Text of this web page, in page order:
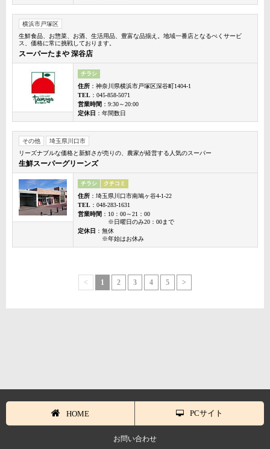
横浜市戸塚区
生鮮食品、お惣菜、お酒、生活用品、豊富な品揃え。地域一番店となるべくサービ
ス、価格に常に挑戦しております。
スーパーたまや 深谷店
チラシ
住所 ：神奈川県横浜市戸塚区深谷町1404-1
TEL ：045-858-5071
営業時間 ：9:30～20:00
定休日 ：年間数日
その他
埼玉県川口市
リーズナブルな価格と新鮮さが売りの、農家が経営する人気のスーパー
生鮮スーパーグリーンズ
チラシ クチコミ
住所 ：埼玉県川口市南鳩ヶ谷4-1-22
TEL ：048-283-1631
営業時間 ：10：00～21：00
※日曜日のみ20：00まで
定休日 ：無休
※年始はお休み
< 1 2 3 4 5 >
HOME PCサイト
お問い合わせ